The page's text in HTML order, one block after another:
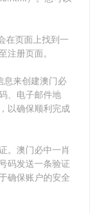
在页面上找到一
册页面。
息来创建澳门必
、电子邮件地
以确保顺利完成
澳门必中一肖
码发送一条验证
确保账户的安全